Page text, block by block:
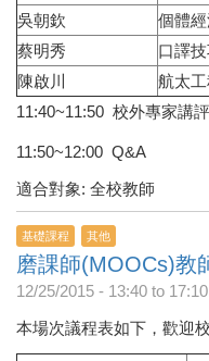
吳朝欽
個體
蔡明秀
口譯
陳啟川
航太
11:40~11:50 校外專家講評
11:50~12:00 Q&A
適合對象: 全校教師
基礎課程 其他
磨課師(MOOCs)教
12/25/2015 - 13:40 to 17:10
本場次議程表如下，歡迎